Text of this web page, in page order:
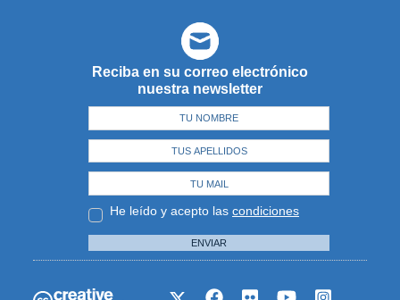
Reciba en su correo electrónico
nuestra newsletter
He leído y acepto las condiciones
ENVIAR